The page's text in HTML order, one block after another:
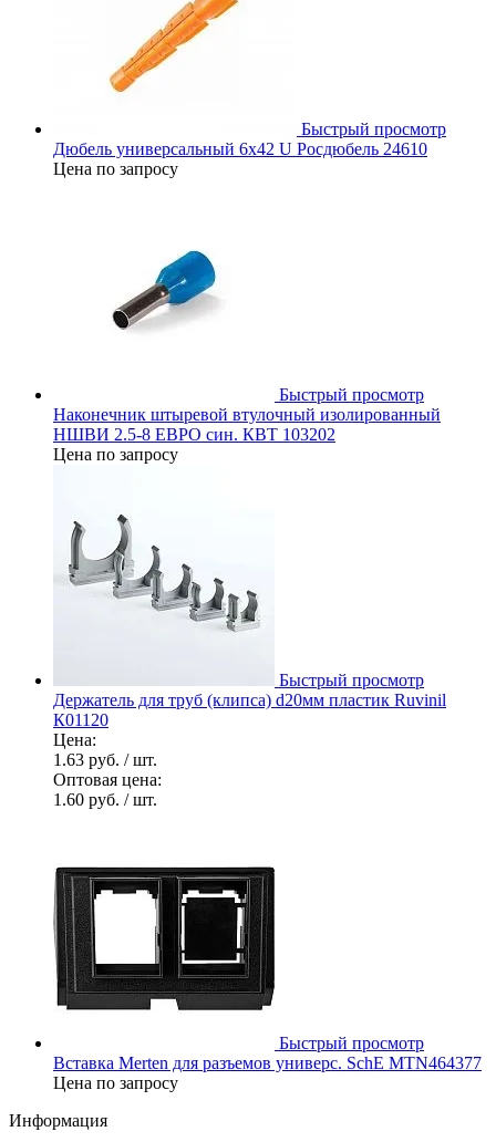
Быстрый просмотр
Дюбель универсальный 6х42 U Росдюбель 24610
Цена по запросу
Быстрый просмотр
Наконечник штыревой втулочный изолированный
НШВИ 2.5-8 ЕВРО син. КВТ 103202
Цена по запросу
Быстрый просмотр
Держатель для труб (клипса) d20мм пластик Ruvinil
К01120
Цена:
1.63 руб. / шт.
Оптовая цена:
1.60 руб. / шт.
Быстрый просмотр
Вставка Merten для разъемов универс. SchE MTN464377
Цена по запросу
Информация